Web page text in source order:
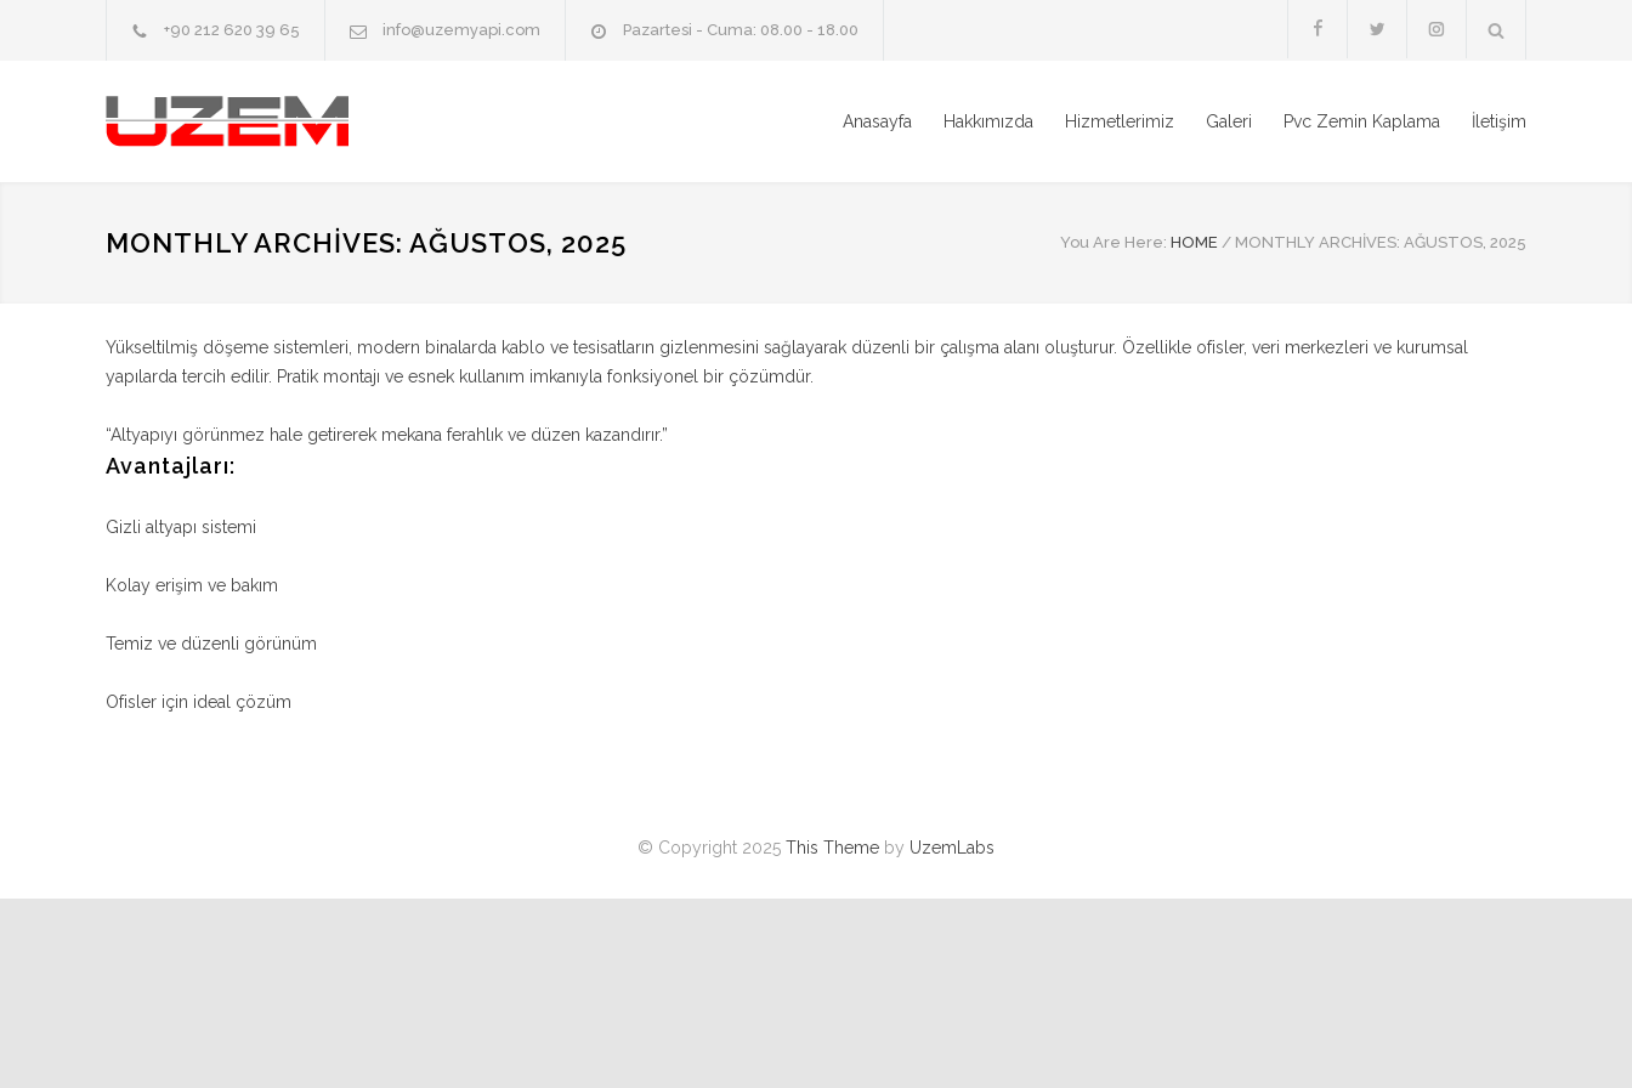
+90 212 620 39 65 info@uzemyapi.com Pazartesi - Cuma: 08.00 - 18.00
Anasayfa Hakkımızda Hizmetlerimiz Galeri Pvc Zemin Kaplama İletişim
MONTHLY ARCHIVES: AĞUSTOS, 2025 You Are Here: HOME / MONTHLY ARCHIVES: AĞUSTOS, 2025
Yükseltilmiş döşeme sistemleri, modern binalarda kablo ve tesisatların gizlenmesini sağlayarak düzenli bir çalışma alanı oluşturur. Özellikle ofisler, veri merkezleri ve kurumsal
yapılarda tercih edilir. Pratik montajı ve esnek kullanım imkanıyla fonksiyonel bir çözümdür.
“Altyapıyı görünmez hale getirerek mekana ferahlık ve düzen kazandırır.”
Avantajları:
Gizli altyapı sistemi
Kolay erişim ve bakım
Temiz ve düzenli görünüm
Ofisler için ideal çözüm
© Copyright 2025 This Theme by UzemLabs